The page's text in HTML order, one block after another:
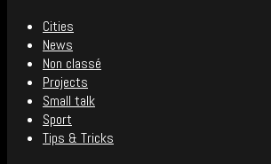
Cities
News
Non classé
Projects
Small talk
Sport
Tips & Tricks